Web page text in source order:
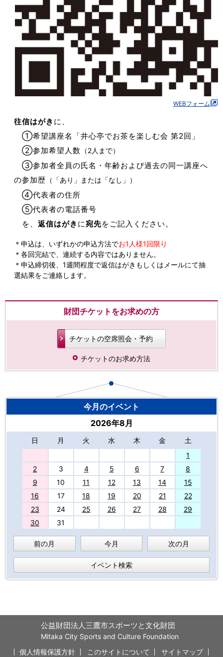
WEBフォーム
往信はがき に、
①希望講座名「井心亭でお茶を楽しむ会 第2回」
②参加希望人数
（2人まで）
③参加者全員の氏名・年齢および過去の同一講座へ
の参加歴 （「あり」または「なし」）
④代表者の住所
⑤代表者の電話番号
を、 返信はがき に宛先をご記入ください。
＊申込は、いずれかの申込方法でお1人様1回限り
＊各回完結で、連続する内容ではありません。
＊申込締切後、1週間程度で返信はがきもしくはメールにて抽
選結果をご連絡します。
財団チケットをお求めの方
チケットの空席照会・予約
チケットのお求め方法
今月のイベント
2026年8月
日 月 火 水 木 金
土
1
2
3 4 5 6 7
8
9
10 11 12 13 14
15
16
17 18 19 20 21
22
23
24 25 26 27 28
29
30
31
前の月 今月 次の月
イベント検索
公益財団法人三鷹市スポーツと文化財団
Mitaka City Sports and Culture Foundation
個人情報保護方針
このサイトについて サイトマップ